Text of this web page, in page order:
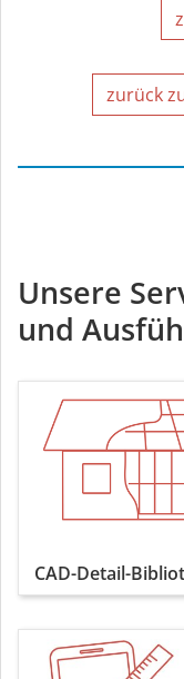
zurück
Unsere
und
CAD-Detail-